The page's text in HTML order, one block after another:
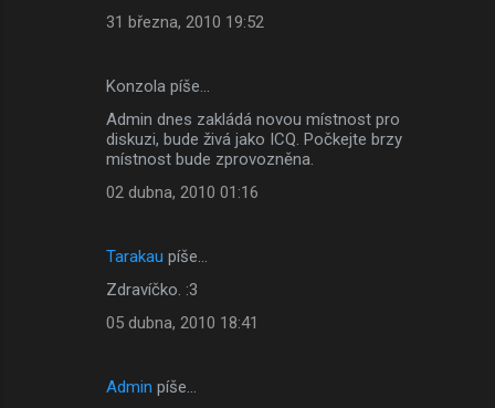
31 března, 2010 19:52
Konzola píše…
Admin dnes zakládá novou místnost pro
diskuzi, bude živá jako ICQ. Počkejte brzy
místnost bude zprovozněna.
02 dubna, 2010 01:16
Tarakau píše…
Zdravíčko. :3
05 dubna, 2010 18:41
Admin píše…